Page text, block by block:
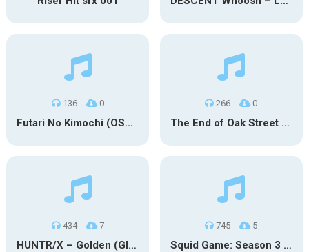
136 0
Futari No Kimochi (OST Inuyasha)
266 0
The End of Oak Street Trailer
434 7
HUNTR/X – Golden (Glowin’ Version)
745 5
Squid Game: Season 3 | Final Games